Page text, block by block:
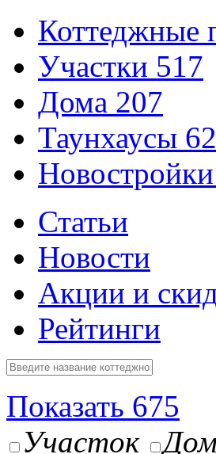
Коттеджные
Участки 517
Дома 207
Таунхаусы 62
Статьи
Новости
Акции и
Рейтинги
Показать 675
Участок
Дом